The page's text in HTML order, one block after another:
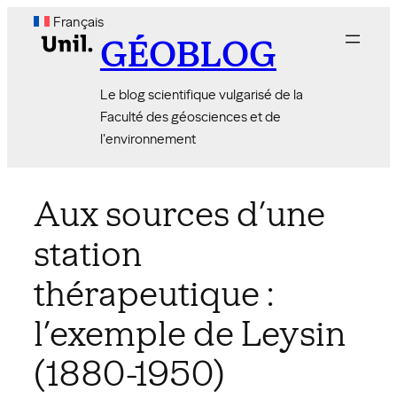
Français
GÉOBLOG
Le blog scientifique vulgarisé de la
Faculté des géosciences et de
l'environnement
Aux sources d’une
station
thérapeutique :
l’exemple de Leysin
(1880-1950)